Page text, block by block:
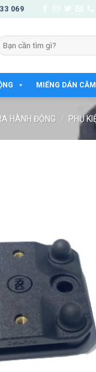
069
MIẾNG DÁN
HÀNH ĐỘNG / PHỤ